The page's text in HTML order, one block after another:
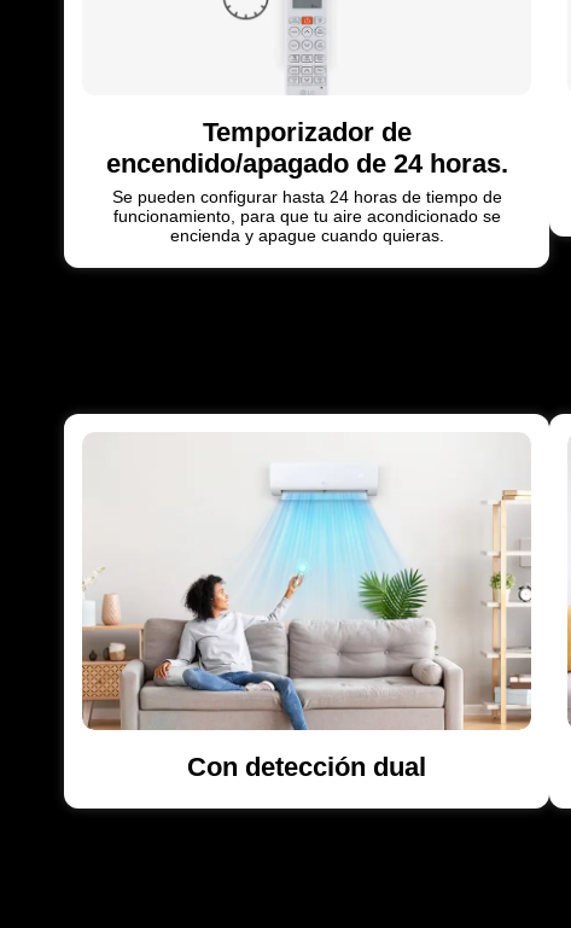
Temporizador de
encendido/apagado de 24 horas.
Se pueden configurar hasta 24 horas de tiempo de
funcionamiento, para que tu aire acondicionado se
encienda y apague cuando quieras.
Con detección dual